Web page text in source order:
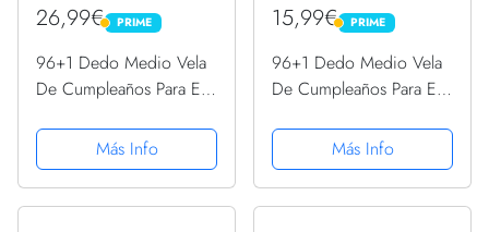
26,99€ PRIME
PRIME
96+1 Dedo Medio Vela
De Cumpleaños Para El
SudaderaMás Info
15,99€ PRIME
PRIME
96+1 Dedo Medio Vela
De Cumpleaños Para El
CamisetaMás Info